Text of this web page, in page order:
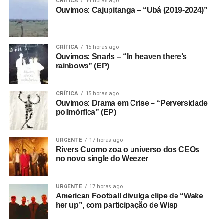
Bowie, num encontro improvável que reuniu dois dos
nomes mais conhecidos do rock em um contexto bastante
informal.
Houve uma outra novidade recente, que rolou durante o
show da banda no Roxy, na Califórnia, dia 21, uma
segunda-feira. Antes de tocar
Nirvana (do discoNevermind, de 1991), Armstrong
dedicou a música a Jennifer Finch, baixista do L7, que
morreu recentemente. Antes, Adrienne Armstrong, esposa
do músico, havia doado US$ 5 mil para uma campanha
criada para ajudar a custear o tratamento de Finch.
Não foi só isso que tornou o filme uma lenda: Whitehead
não fez um simples filme-concerto e decidiu dar – por
conta própria – dimensões políticas ao Joy Division.
Ouvimos: Cajupitanga – “Ubá (2019-2024)”
CRÍTICA 15 horas ago
Ouvimos: Snarls – “In heaven there’s
rainbows” (EP)
CRÍTICA 15 horas ago
Ouvimos: Drama em Crise – “Perversidade
polimórfica” (EP)
URGENTE 17 horas ago
Rivers Cuomo zoa o universo dos CEOs
no novo single do Weezer
URGENTE 17 horas ago
American Football divulga clipe de “Wake
her up”, com participação de Wisp